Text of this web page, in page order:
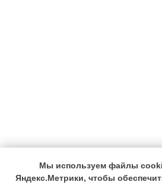
Мы используем файлы
Яндекс.Метрики, чтобы